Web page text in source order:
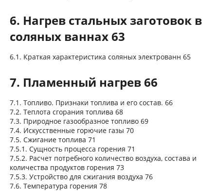
6. Нагрев стальных заготовок в
соляных ваннах 63
6.1. Краткая характеристика соляных электрованн 65
7. Пламенный нагрев 66
7.1. Топливо. Признаки топлива и его состав. 66
7.2. Теплота сгорания топлива 68
7.3. Природное газообразное топливо 69
7.4. Искусственные горючие газы 70
7.5. Сжигание топлива 71
7.5.1. Сущность процесса горения 71
7.5.2. Расчет потребного количество воздуха, состава и
количества продуктов горения 73
7.5.3. Устройство для сжигания воздуха 76
7.6. Температура горения 78